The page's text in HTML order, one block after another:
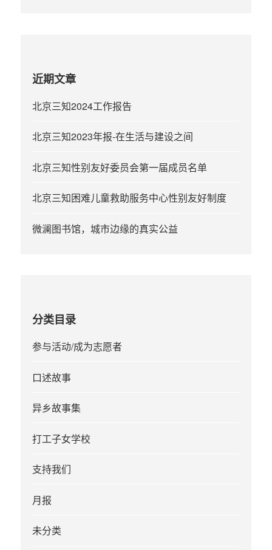
近期文章
北京三知2024工作报告
北京三知2023年报-在生活与建设之间
北京三知性别友好委员会第一届成员名单
北京三知困难儿童救助服务中心性别友好制度
微澜图书馆，城市边缘的真实公益
分类目录
参与活动/成为志愿者
口述故事
异乡故事集
打工子女学校
支持我们
月报
未分类